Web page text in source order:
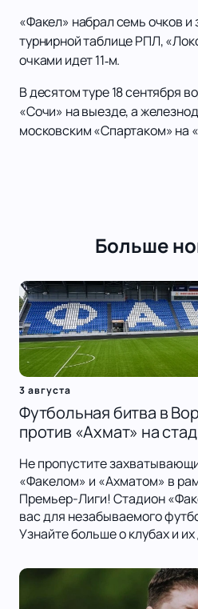
«Факел» набрал семь очков и
турнирной таблице РПЛ,
очками идет 11‑м.
В десятом туре 18 сентября
«Сочи» на выезде, а
московским «Спартаком» на
Больше
3 августа
Футбольная битва в
против «Ахмат» на
Не пропустите
«Факелом» и «Ахматом» в
Премьер-Лиги! Стадион
вас для незабываемого
Узнайте больше о клубах и